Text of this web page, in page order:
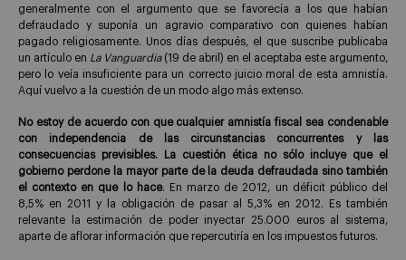
generalmente con el argumento que se favorecía a los que habían
defraudado y suponía un agravio comparativo con quienes habían
pagado religiosamente. Unos días después, el que suscribe publicaba
un artículo en La Vanguardia(19 de abril) en el aceptaba este argumento,
pero lo veía insuficiente para un correcto juicio moral de esta amnistía.
Aquí vuelvo a la cuestión de un modo algo más extenso.
No estoy de acuerdo con que cualquier amnistía fiscal sea condenable
con independencia de las circunstancias concurrentes y las
consecuencias previsibles. La cuestión ética no sólo incluye que el
gobierno perdone la mayor parte de la deuda defraudada sino también
el contexto en que lo hace. En marzo de 2012, un déficit público del
8,5% en 2011 y la obligación de pasar al 5,3% en 2012. Es también
relevante la estimación de poder inyectar 25.000 euros al sistema,
aparte de aflorar información que repercutiría en los impuestos futuros.